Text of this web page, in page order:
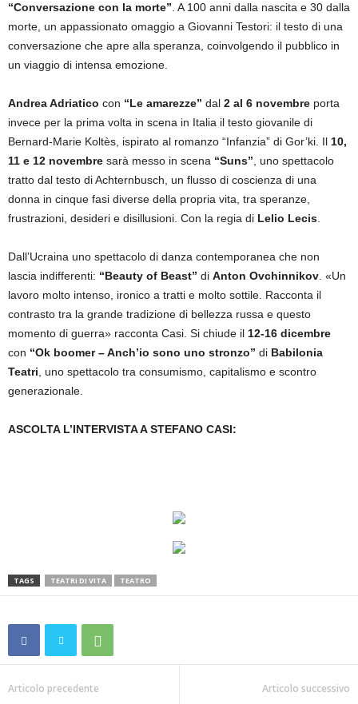
“Conversazione con la morte” . A 100 anni dalla nascita e 30 dalla
morte, un appassionato omaggio a Giovanni Testori: il testo di una
conversazione che apre alla speranza, coinvolgendo il pubblico in
un viaggio di intensa emozione.
Andrea Adriatico con “Le amarezze” dal 2 al 6 novembre porta
invece per la prima volta in scena in Italia il testo giovanile di
Bernard-Marie Koltès, ispirato al romanzo “Infanzia” di Gor’ki. Il 10,
11 e 12 novembre sarà messo in scena “Suns” , uno spettacolo
tratto dal testo di Achternbusch, un flusso di coscienza di una
donna in cinque fasi diverse della propria vita, tra speranze,
frustrazioni, desideri e disillusioni. Con la regia di Lelio Lecis
Dall’Ucraina uno spettacolo di danza contemporanea che non
lascia indifferenti: “Beauty of Beast” di Anton Ovchinnikov . «Un
lavoro molto intenso, ironico a tratti e molto sottile. Racconta il
contrasto tra la grande tradizione di bellezza russa e questo
momento di guerra» racconta Casi. Si chiude il 12-16 dicembre
con “Ok boomer – Anch’io sono uno stronzo” di Babilonia
Teatri , uno spettacolo tra consumismo, capitalismo e scontro
generazionale.
ASCOLTA L’INTERVISTA A STEFANO CASI:
TAGS TEATRI DI VITA TEATRO
Articolo precedente Articolo successivo